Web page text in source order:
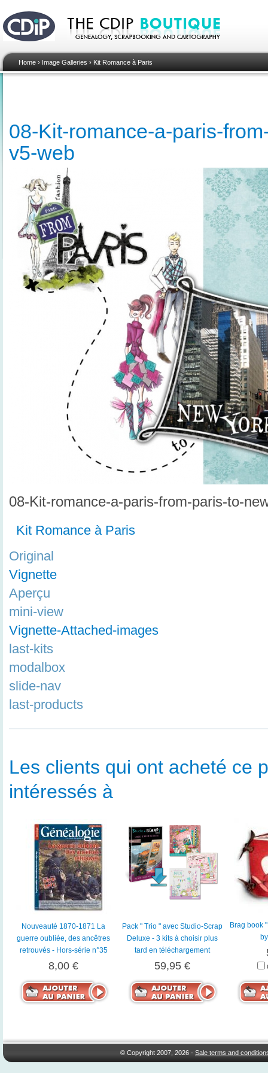
Home › Image Galleries › Kit Romance à Paris
08-Kit-romance-a-paris-
v5-web
08-Kit-romance-a-paris-from-paris-to-
Kit Romance à Paris
Original
Vignette
Aperçu
mini-view
Vignette-Attached-images
last-kits
modalbox
slide-nav
last-products
Les clients qui ont acheté ce
intéressés à
Nouveauté 1870-1871 La
guerre oubliée, des ancêtres
retrouvés - Hors-série n°35
8,00 €
Pack " Trio " avec Studio-Scrap
Deluxe - 3 kits à choisir plus
tard en téléchargement
59,95 €
Brag book
© Copyright 2007, 2026 -Sale terms and